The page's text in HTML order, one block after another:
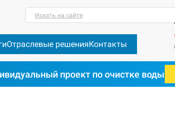
Отраслевые решенияКонтакты
Искать на сайте
проект по очистке воды